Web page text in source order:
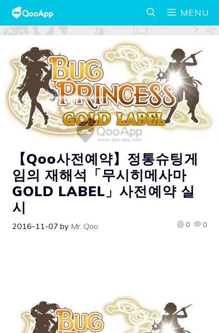
MENU
【Qoo사전예약】정통슈팅게
임의 재해석「무시히메사마
GOLD LABEL」사전예약 실
시
2016-11-07 by Mr. Qoo 0 0